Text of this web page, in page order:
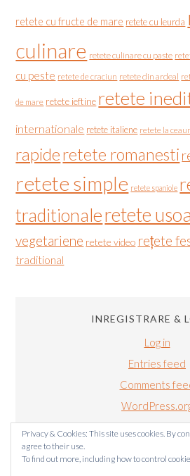
retete cu fructe de mare retete cu leurda
culinare retete culinare cu paste
cu peste retete de craciun retete din ardeal
de mare retete ieftine retete
internationale retete italiene retete la
rapideretete romanesti
retete simple retete spaniole
traditionaleretete
vegetariene retete video rețete
traditional
INREGISTRARE &
Log in
Entries feed
Comments
Privacy & Cookies: This site uses cookies. By
agree to their use.
To find out more, including how to control